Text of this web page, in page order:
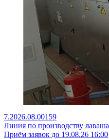
7.2026.08.00159
Линия по производству лаваша
Приём заявок до 19.08.26 16:00